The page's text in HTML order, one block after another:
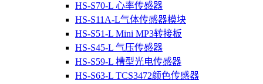
HS-S70-L 心率传感器
HS-S11A-L气体传感器模块
HS-S51-L Mini MP3转接板
HS-S45-L 气压传感器
HS-S59-L 槽型光电传感器
HS-S63-L TCS3472颜色传感器